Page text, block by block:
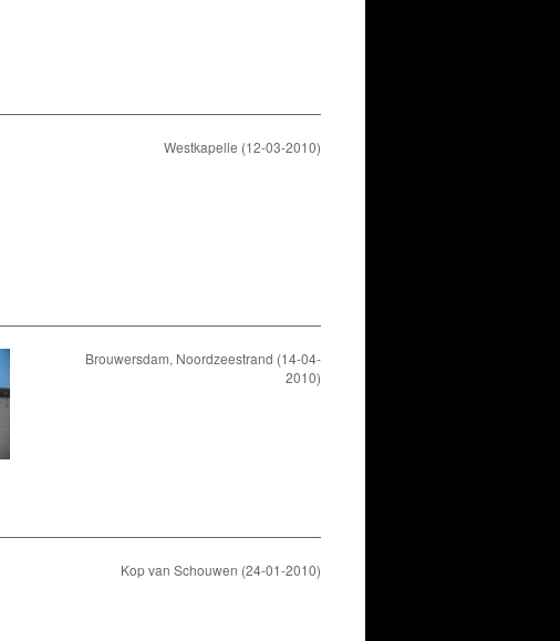
Westkapelle (12-03-2010)
Brouwersdam, Noordzeestrand (14-04-
2010)
Kop van Schouwen (24-01-2010)